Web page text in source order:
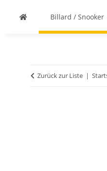
Billard / Snooker
Zurück zur Liste